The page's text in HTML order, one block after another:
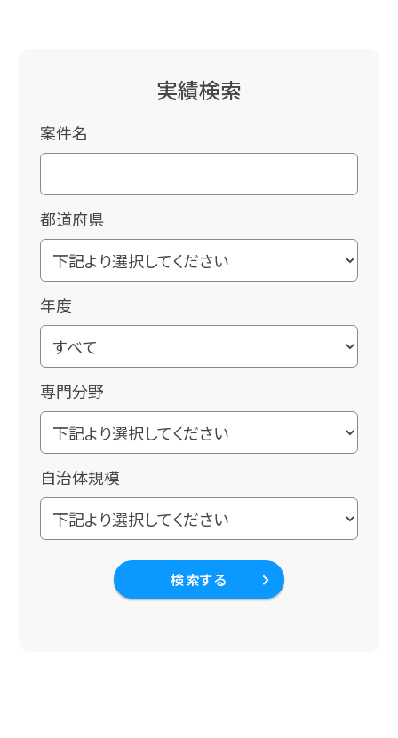
実績検索
案件名
都道府県
年度
専門分野
自治体規模
検索する